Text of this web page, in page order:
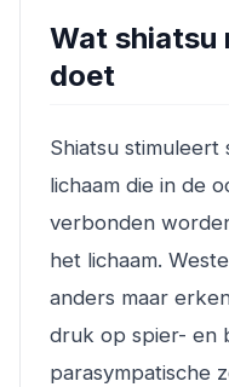
Wat shiatsu
doet
Shiatsu
lichaam die in de
verbonden
het lichaam.
anders maar
druk op spier- en
parasympatische